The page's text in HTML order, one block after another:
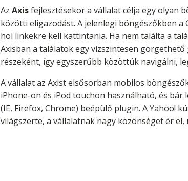
Az Axisfejlesztésekor a vállalat célja egy olyan
közötti eligazodást. A jelenlegi böngészőkben
hol linkekre kell kattintania. Ha nem találta a
Axisban a találatok egy vízszintesen
részeként, így egyszerűbb közöttük navigálni,
A vállalat az Axist elsősorban mobilos
iPhone-on és iPod touchon használható, és
(IE, Firefox, Chrome) beépülő plugin. A Yahoo!
világszerte, a vállalatnak nagy közönséget ér